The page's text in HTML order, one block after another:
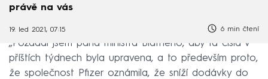
právě na vás
19. led 2021, 07:15 6 min čtení
„Požádal jsem pana ministra Blatného, aby ta čísla v
příštích týdnech byla upravena, a to především proto,
že společnost Pfizer oznámila, že sníží dodávky do